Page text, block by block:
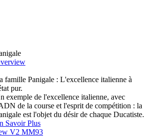
famille Panigale : L'excellence italienne à
pur.
exemple de l'excellence italienne, avec
de la course et l'esprit de compétition : la
est l'objet du désir de chaque Ducatiste.
Savoir Plus
V2 MM93